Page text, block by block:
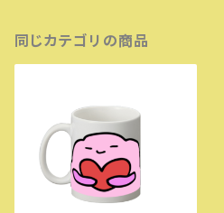
同じカテゴリの商品